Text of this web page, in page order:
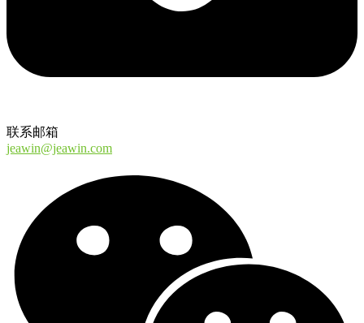
联系邮箱
jeawin@jeawin.com